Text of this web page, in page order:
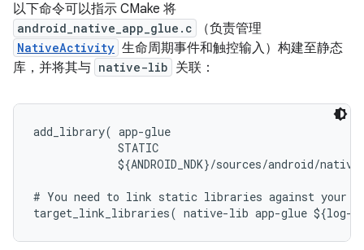
以下命令可以指示 CMake 将
android_native_app_glue.c （负责管理
NativeActivity 生命周期事件和触控输入）构建至静态
库，并将其与 native-lib 关联：
add_library( app-glue
             STATIC
${ANDROID_NDK}/sources/android/
# You need to link static libraries against your